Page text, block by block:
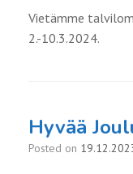
Vietämme
2.-10.3.2024.
Hyvää
Posted on